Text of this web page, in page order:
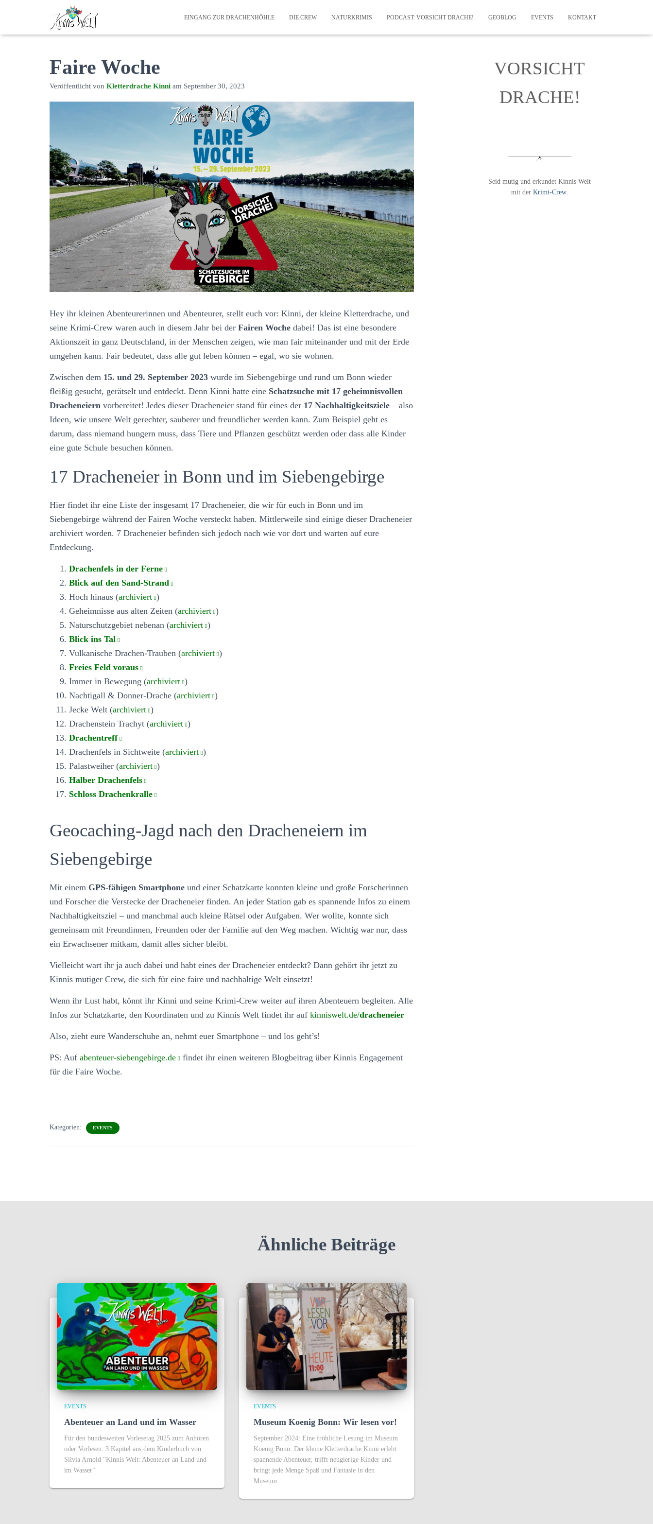
EINGANG ZUR DRACHENHÖHLE DIE CREW NATURKRIMIS PODCAST: VORSICHT DRACHE! GEOBLOG EVENTS KONTAKT
Faire Woche
Veröffentlicht von Kletterdrache Kinni am September 30, 2023
Hey ihr kleinen Abenteurerinnen und Abenteurer, stellt euch vor: Kinni, der kleine Kletterdrache, und
seine Krimi-Crew waren auch in diesem Jahr bei der Fairen Woche dabei! Das ist eine besondere
Aktionszeit in ganz Deutschland, in der Menschen zeigen, wie man fair miteinander und mit der Erde
umgehen kann. Fair bedeutet, dass alle gut leben können – egal, wo sie wohnen.
Zwischen dem 15. und 29. September 2023 wurde im Siebengebirge und rund um Bonn wieder
fleißig gesucht, gerätselt und entdeckt. Denn Kinni hatte eine Schatzsuche mit 17 geheimnisvollen
Dracheneiern vorbereitet! Jedes dieser Dracheneier stand für eines der 17 Nachhaltigkeitsziele – also
Ideen, wie unsere Welt gerechter, sauberer und freundlicher werden kann. Zum Beispiel geht es
darum, dass niemand hungern muss, dass Tiere und Pflanzen geschützt werden oder dass alle Kinder
eine gute Schule besuchen können.
17 Dracheneier in Bonn und im Siebengebirge
Hier findet ihr eine Liste der insgesamt 17 Dracheneier, die wir für euch in Bonn und im
Siebengebirge während der Fairen Woche versteckt haben. Mittlerweile sind einige dieser Dracheneier
archiviert worden. 7 Dracheneier befinden sich jedoch nach wie vor dort und warten auf eure
Entdeckung.
Drachenfels in der Ferne
Blick auf den Sand-Strand
Hoch hinaus (archiviert )
Geheimnisse aus alten Zeiten (archiviert )
Naturschutzgebiet nebenan (archiviert )
Blick ins Tal
Vulkanische Drachen-Trauben (archiviert )
Freies Feld voraus
Immer in Bewegung (archiviert )
Nachtigall & Donner-Drache (archiviert )
Jecke Welt (archiviert )
Drachenstein Trachyt (archiviert )
Drachentreff
Drachenfels in Sichtweite (archiviert )
Palastweiher (archiviert )
Halber Drachenfels
Schloss Drachenkralle
Geocaching-Jagd nach den Dracheneiern im
Siebengebirge
Mit einem GPS-fähigen Smartphone und einer Schatzkarte konnten kleine und große Forscherinnen
und Forscher die Verstecke der Dracheneier finden. An jeder Station gab es spannende Infos zu einem
Nachhaltigkeitsziel – und manchmal auch kleine Rätsel oder Aufgaben. Wer wollte, konnte sich
gemeinsam mit Freundinnen, Freunden oder der Familie auf den Weg machen. Wichtig war nur, dass
ein Erwachsener mitkam, damit alles sicher bleibt.
Vielleicht wart ihr ja auch dabei und habt eines der Dracheneier entdeckt? Dann gehört ihr jetzt zu
Kinnis mutiger Crew, die sich für eine faire und nachhaltige Welt einsetzt!
Wenn ihr Lust habt, könnt ihr Kinni und seine Krimi-Crew weiter auf ihren Abenteuern begleiten. Alle
Infos zur Schatzkarte, den Koordinaten und zu Kinnis Welt findet ihr auf kinniswelt.de/dracheneier
Also, zieht eure Wanderschuhe an, nehmt euer Smartphone – und los geht’s!
PS: Auf abenteuer-siebengebirge.de
findet ihr einen weiteren Blogbeitrag über Kinnis Engagement
für die Faire Woche.
Kategorien: EVENTS
VORSICHT
DRACHE!
Seid mutig und erkundet Kinnis Welt
mit der Krimi-Crew.
Ähnliche Beiträge
EVENTS
Abenteuer an Land und im Wasser
Für den bundesweiten Vorlesetag 2025 zum Anhören
oder Vorlesen: 3 Kapitel aus dem Kinderbuch von
Silvia Arnold "Kinnis Welt: Abenteuer an Land und
im Wasser"
EVENTS
Museum Koenig Bonn: Wir lesen vor!
September 2024: Eine fröhliche Lesung im Museum
Koenig Bonn: Der kleine Kletterdrache Kinni erlebt
spannende Abenteuer, trifft neugierige Kinder und
bringt jede Menge Spaß und Fantasie in den
Museum